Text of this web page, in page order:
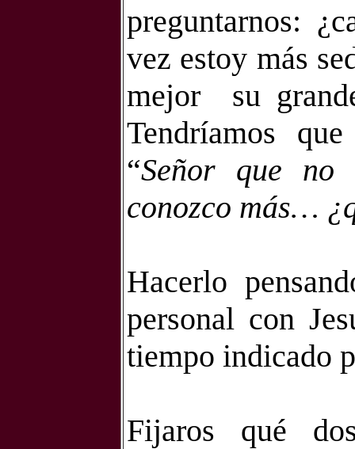
preguntarnos:
vez estoy más
mejor
su
Tendríamos
“Señor que
conozco más…
Hacerlo
personal con
tiempo indicado
Fijaros qué